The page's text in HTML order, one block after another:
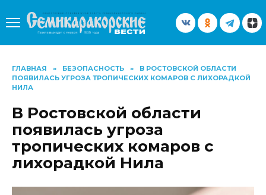
содержанию
ГЛАВНАЯ » БЕЗОПАСНОСТЬ »
В РОСТОВСКОЙ ОБЛАСТИ
ПОЯВИЛАСЬ УГРОЗА ТРОПИЧЕСКИХ КОМАРОВ С ЛИХОРАДКОЙ
НИЛА
В Ростовской области
появилась угроза
тропических комаров с
лихорадкой Нила